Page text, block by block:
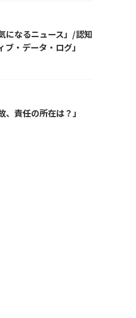
になるニュース」/認知
・データ・ログ」
責任の所在は？」